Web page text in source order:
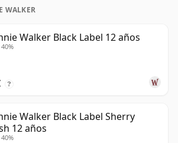
WALKER
Walker Black Label 12 años
?
Walker Black Label Sherry
12 años